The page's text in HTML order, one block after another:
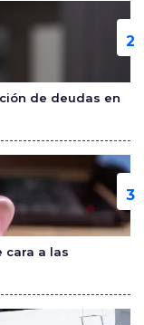
de deudas en
cara a las